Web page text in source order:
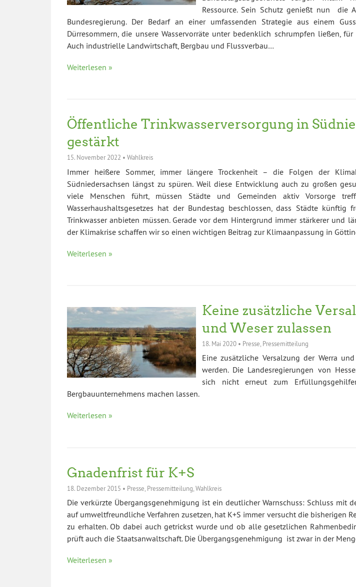
Ressource. Sein Schutz genießt nun die
Bundesregierung. Der Bedarf an einer umfassenden Strategie aus einem
Dürresommern, die unsere Wasservorräte unter bedenklich schrumpfen ließen,
Auch industrielle Landwirtschaft, Bergbau und Flussverbau…
Weiterlesen »
Öffentliche Trinkwasserversorgung in
gestärkt
15. November 2022 • Wahlkreis
Immer heißere Sommer, immer längere Trockenheit – die Folgen der
Südniedersachsen längst zu spüren. Weil diese Entwicklung auch zu großen
viele Menschen führt, müssen Städte und Gemeinden aktiv Vorsorge
Wasserhaushaltsgesetzes hat der Bundestag beschlossen, dass Städte künftig
Trinkwasser anbieten müssen. Gerade vor dem Hintergrund immer stärkerer und
der Klimakrise schaffen wir so einen wichtigen Beitrag zur Klimaanpassung in
Weiterlesen »
Keine zusätzliche
und Weser zulassen
18. Mai 2020• Presse Pressemitteilung
Eine zusätzliche Versalzung der Werra
werden. Die Landesregierungen von
sich nicht erneut zum
Bergbauunternehmens machen lassen.
Weiterlesen »
Gnadenfrist für K+S
18. Dezember 2015 • Presse Pressemitteilung Wahlkreis
Die verkürzte Übergangsgenehmigung ist ein deutlicher Warnschuss: Schluss mit
auf umweltfreundliche Verfahren zusetzen, hat K+S immer versucht die bisherigen
zu erhalten. Ob dabei auch getrickst wurde und ob alle gesetzlichen
prüft auch die Staatsanwaltschaft. Die Übergangsgenehmigung ist zwar in der
Weiterlesen »